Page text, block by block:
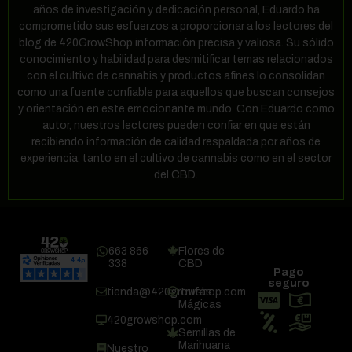
años de investigación y dedicación personal, Eduardo ha
comprometido sus esfuerzos a proporcionar a los lectores del
blog de 420GrowShop información precisa y valiosa. Su sólido
conocimiento y habilidad para desmitificar temas relacionados
con el cultivo de cannabis y productos afines lo consolidan
como una fuente confiable para aquellos que buscan consejos
y orientación en este emocionante mundo. Con Eduardo como
autor, nuestros lectores pueden confiar en que están
recibiendo información de calidad respaldada por años de
experiencia, tanto en el cultivo de cannabis como en el sector
del CBD.
663 866
338
tienda@420growshop.com
420growshop.com
Nuestro
Flores de
CBD
Trufas
Mágicas
Semillas de
Marihuana
Pago
seguro